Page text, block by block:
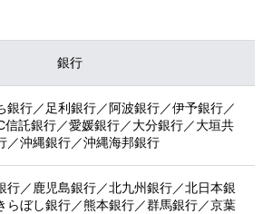
銀行
銀行／足利銀行／阿波銀行／伊予銀行／
信託銀行／愛媛銀行／大分銀行／大垣共
／沖縄銀行／沖縄海邦銀行
行／鹿児島銀行／北九州銀行／北日本銀
らぼし銀行／熊本銀行／群馬銀行／京葉